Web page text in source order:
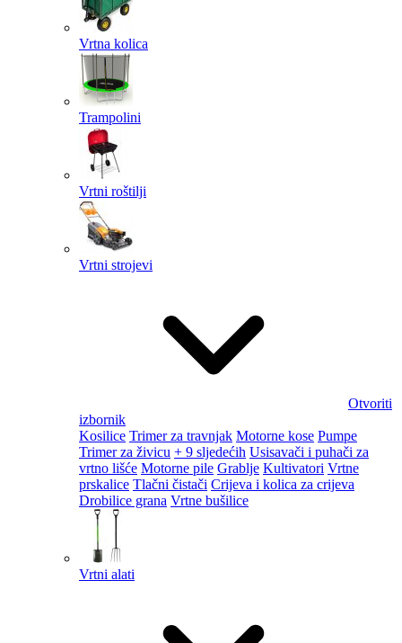
Vrtna kolica
Trampolini
Vrtni roštilji
Vrtni strojevi
Otvoriti
izbornik
Kosilice Trimer za travnjak Motorne kose Pumpe
Trimer za živicu + 9 sljedećih Usisavači i puhači za
vrtno lišće Motorne pile Grablje Kultivatori Vrtne
prskalice Tlačni čistači Crijeva i kolica za crijeva
Drobilice grana Vrtne bušilice
Vrtni alati